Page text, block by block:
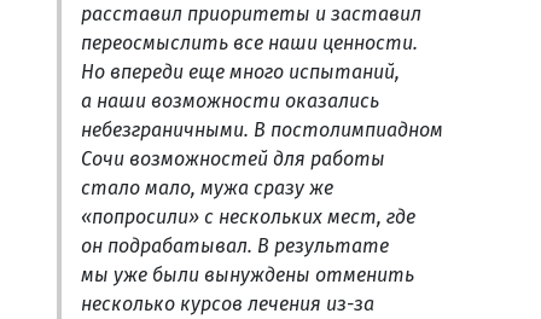
расставил приоритеты и заставил
переосмыслить все наши ценности.
Но впереди еще много испытаний,
а наши возможности оказались
небезграничными. В постолимпиадном
Сочи возможностей для работы
стало мало, мужа сразу же
«попросили» с нескольких мест, где
он подрабатывал. В результате
мы уже были вынуждены отменить
несколько курсов лечения из-за